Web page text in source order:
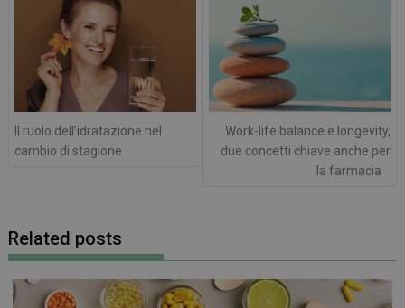
Il ruolo dell’idratazione nel
cambio di stagione
Work-life balance e longevity,
due concetti chiave anche per
la farmacia
Related posts